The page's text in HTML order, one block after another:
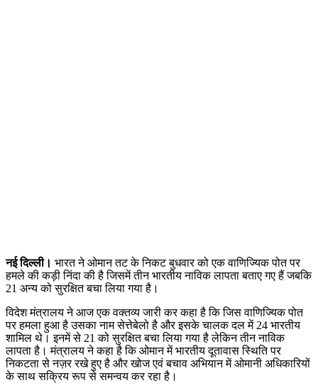
नई दिल्ली। भारत ने ओमान तट के निकट बुधवार को एक वाणिज्यिक पोत पर
हमले की कड़ी निंदा की है जिसमें तीन भारतीय नाविक लापता बताए गए हैं जबकि
21 अन्य को सुरक्षित बचा लिया गया है।
विदेश मंत्रालय ने आज एक वक्तव्य जारी कर कहा है कि जिस वाणिज्यिक पोत
पर हमला हुआ है उसका नाम सेत्तेबेलो है और इसके चालक दल में 24 भारतीय
शामिल थे। इनमें से 21 को सुरक्षित बचा लिया गया है लेकिन तीन नाविक
लापता है। मंत्रालय ने कहा है कि ओमान में भारतीय दूतावास स्थिति पर
निकटता से नज़र रखे हुए है और खोज एवं बचाव अभियान में ओमानी अधिकारियों
के साथ सक्रिय रूप से समन्वय कर रहा है।